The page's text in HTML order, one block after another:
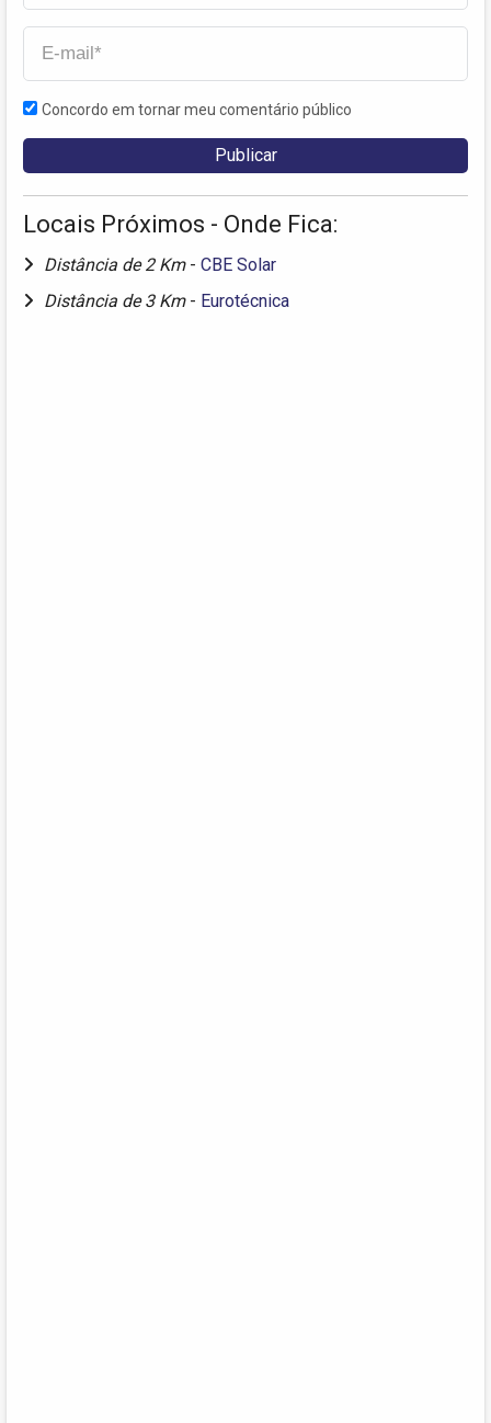
Concordo em tornar meu comentário público
Locais Próximos - Onde Fica:
Distância de 2 Km - CBE Solar
Distância de 3 Km - Eurotécnica